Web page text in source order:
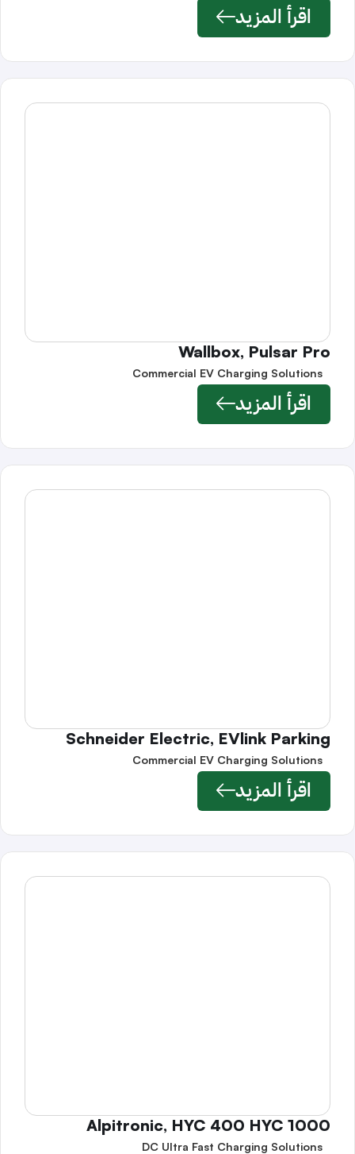
اقرأ المزيد
Wallbox, Pulsar Pro
Commercial EV Charging Solutions
اقرأ المزيد
Schneider Electric, EVlink Parking
Commercial EV Charging Solutions
اقرأ المزيد
Alpitronic, HYC 400 HYC 1000
DC Ultra Fast Charging Solutions